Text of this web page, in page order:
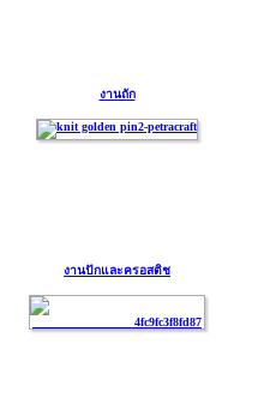
งานถัก
งานปักและครอสติช